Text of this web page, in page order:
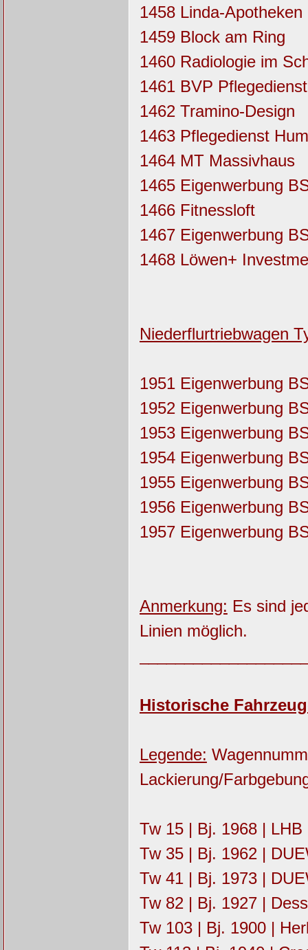
1458 Linda-Apotheken
1459 Block am Ring
1460 Radiologie im
1461 BVP Pflegedienst
1462 Tramino-Design
1463 Pflegedienst
1464 MT Massivhaus
1465 Eigenwerbung
1466 Fitnessloft
1467 Eigenwerbung
1468 Löwen+
Niederflurtriebwagen
1951 Eigenwerbung
1952 Eigenwerbung
1953 Eigenwerbung
1954 Eigenwerbung
1955 Eigenwerbung
1956 Eigenwerbung
1957 Eigenwerbung
Anmerkung: Es sind
Linien möglich.
Historische
Legende:
Lackierung/
Tw 15 | Bj. 1968 |
Tw 35 | Bj. 1962 |
Tw 41 | Bj. 1973 |
Tw 82 | Bj. 1927 |
Tw 103 | Bj. 1900 |